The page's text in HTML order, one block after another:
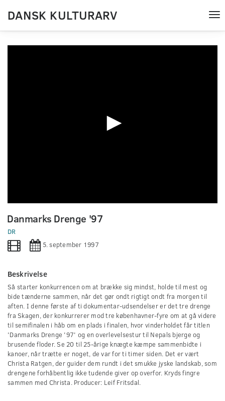
DANSK KULTURARV
seconds
of
0
seconds
Danmarks Drenge '97
DR
5. september 1997
Beskrivelse
Så starter konkurrencen om at brække sig mindst, holde til mest og
bide tænderne sammen, når det gør ondt rigtigt ondt fra morgen til
aften. I denne første af ti dokumentar-udsendelser er det tre drenge
fra Skagen, der konkurrerer mod tre københavner-fyre om at gå videre
til semifinalen i håb om en plads i finalen, hvor vinderholdet får titlen
'Danmarks Drenge '97' og en overlevelsestur til Nepals bjerge og
brusende floder. Se 20 til 25-årige knægte kæmpe sammenbidte i
kanoer, når trætte er noget, de var for ti timer siden. Det er vært
Christa Ratgen, der guider dem rundt i det smukke jyske landskab, som
drengene forhåbentlig ikke tudende giver op overfor. Kryds fingre
sammen med Christa. Producer: Leif Fritsdal.